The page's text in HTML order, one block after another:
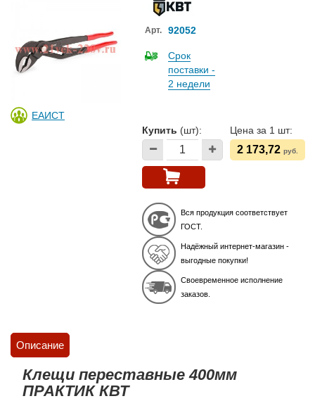
ЕАИСТ
Арт. 92052
Срок
поставки -
2 недели
Купить (шт): Цена за 1 шт:
2 173,72 руб.
Вся продукция соответствует
ГОСТ.
Надёжный интернет-магазин -
выгодные покупки!
Своевременное исполнение
заказов.
Описание
Клещи переставные 400мм
ПРАКТИК КВТ